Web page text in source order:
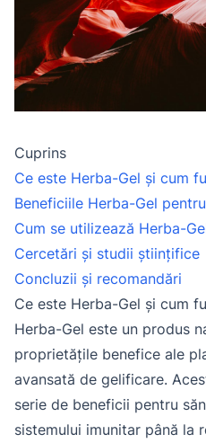
Cuprins
Ce este Herba-Gel și cum
Beneficiile Herba-Gel
Cum se utilizează Herba-
Cercetări și studii științifice
Concluzii și recomandări
Ce este Herba-Gel și cum
Herba-Gel este un produs
proprietățile benefice ale
avansată de gelificare.
serie de beneficii pentru
sistemului imunitar până la